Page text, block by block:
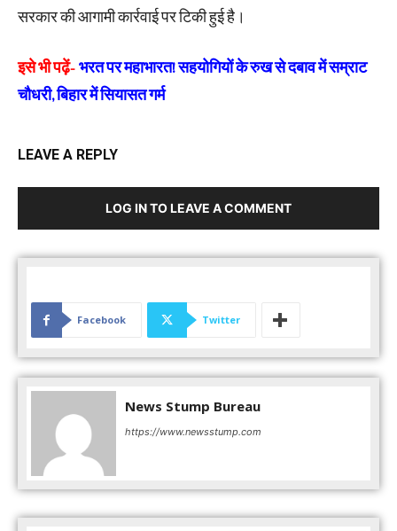
सरकार की आगामी कार्रवाई पर टिकी हुई है।
इसे भी पढ़ें-भरत पर महाभारत! सहयोगियों के रुख से दबाव में सम्राट
चौधरी, बिहार में सियासत गर्म
LEAVE A REPLY
LOG IN TO LEAVE A COMMENT
Facebook Twitter
News Stump Bureau
https://www.newsstump.com